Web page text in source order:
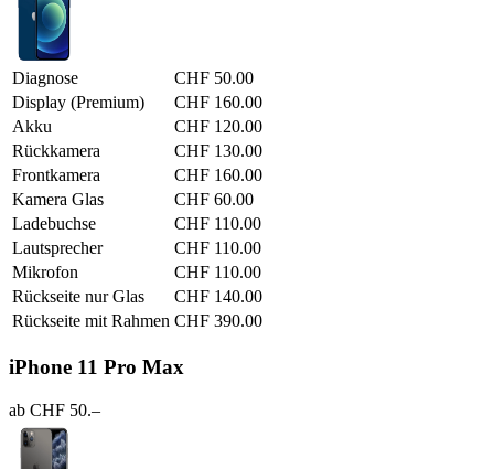
Diagnose
CHF 50.00
Display (Premium)
CHF 160.00
Akku
CHF 120.00
Rückkamera
CHF 130.00
Frontkamera
CHF 160.00
Kamera Glas
CHF 60.00
Ladebuchse
CHF 110.00
Lautsprecher
CHF 110.00
Mikrofon
CHF 110.00
Rückseite nur Glas
CHF 140.00
Rückseite mit Rahmen CHF 390.00
iPhone 11 Pro Max
ab CHF 50.–